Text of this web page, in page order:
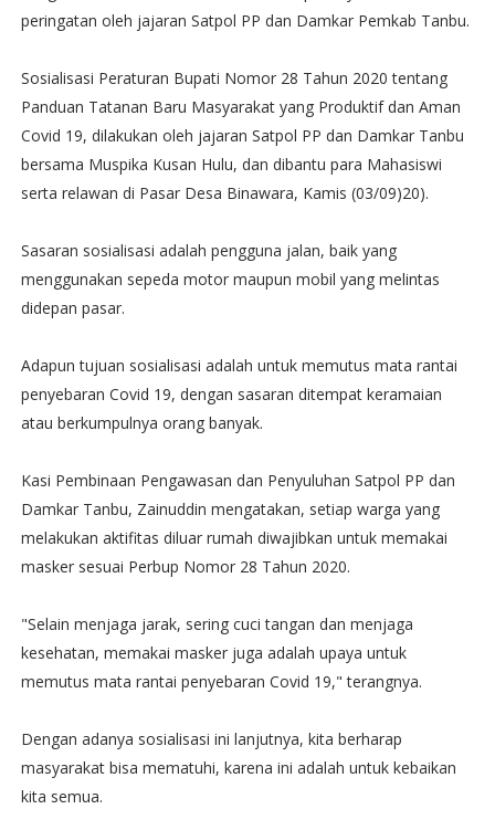
peringatan oleh jajaran Satpol PP dan Damkar Pemkab Tanbu.
Sosialisasi Peraturan Bupati Nomor 28 Tahun 2020 tentang
Panduan Tatanan Baru Masyarakat yang Produktif dan Aman
Covid 19, dilakukan oleh jajaran Satpol PP dan Damkar Tanbu
bersama Muspika Kusan Hulu, dan dibantu para Mahasiswi
serta relawan di Pasar Desa Binawara, Kamis (03/09)20).
Sasaran sosialisasi adalah pengguna jalan, baik yang
menggunakan sepeda motor maupun mobil yang melintas
didepan pasar.
Adapun tujuan sosialisasi adalah untuk memutus mata rantai
penyebaran Covid 19, dengan sasaran ditempat keramaian
atau berkumpulnya orang banyak.
Kasi Pembinaan Pengawasan dan Penyuluhan Satpol PP dan
Damkar Tanbu, Zainuddin mengatakan, setiap warga yang
melakukan aktifitas diluar rumah diwajibkan untuk memakai
masker sesuai Perbup Nomor 28 Tahun 2020.
"Selain menjaga jarak, sering cuci tangan dan menjaga
kesehatan, memakai masker juga adalah upaya untuk
memutus mata rantai penyebaran Covid 19," terangnya.
Dengan adanya sosialisasi ini lanjutnya, kita berharap
masyarakat bisa mematuhi, karena ini adalah untuk kebaikan
kita semua.